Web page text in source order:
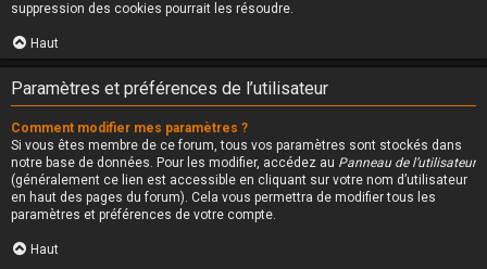
suppression des cookies pourrait les résoudre.
Haut
Paramètres et préférences de l’utilisateur
Comment modifier mes paramètres ?
Si vous êtes membre de ce forum, tous vos paramètres sont stockés dans
notre base de données. Pour les modifier, accédez au Panneau de l’utilisateur
(généralement ce lien est accessible en cliquant sur votre nom d’utilisateur
en haut des pages du forum). Cela vous permettra de modifier tous les
paramètres et préférences de votre compte.
Haut